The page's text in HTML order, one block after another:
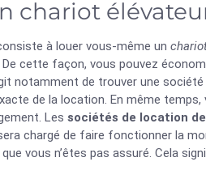
chariot
à louer vous-même un
De cette façon, vous pouvez
notamment de trouver une
de la location. En même
Les sociétés de location
chargé de faire fonctionner la
vous n’êtes pas assuré. Cela